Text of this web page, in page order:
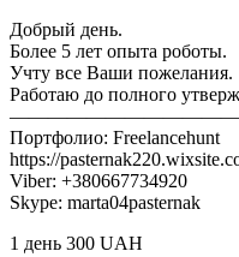
Добрый день.
Более 5 лет опыта роботы.
Учту все Ваши пожелания.
Работаю до полного
Портфолио: Freelancehunt
https://
Viber: +380667734920
Skype: marta04pasternak
1 день 300 UAH